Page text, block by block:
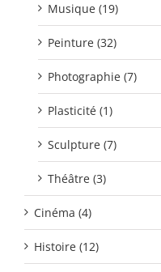
Musique (19)
Peinture (32)
Photographie (7)
Plasticité (1)
Sculpture (7)
Théâtre (3)
Cinéma (4)
Histoire (12)